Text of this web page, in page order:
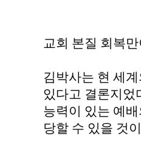
교회 본질 회복만
김박사는 현 세
있다고 결론지었
능력이 있는 예
당할 수 있을 것